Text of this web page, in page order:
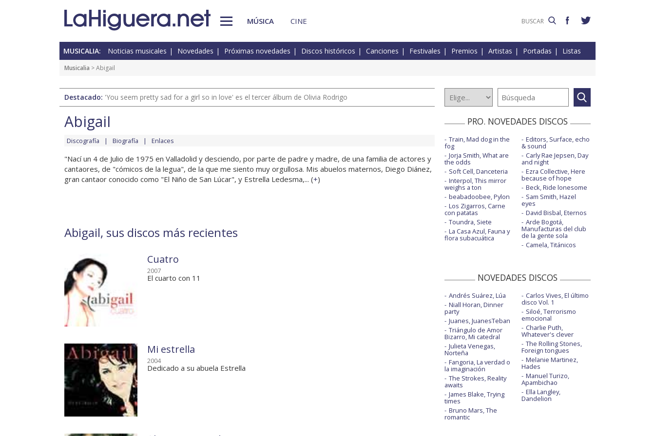
MÚSICA CINE
MUSICALIA: Noticias musicales Novedades Próximas novedades Discos históricos Canciones Festivales Premios Artistas Portadas Listas
Musicalia > Abigail
Destacado: 'You seem pretty sad for a girl so in love' es el tercer álbum de Olivia Rodrigo
Abigail
Discografía Biografía Enlaces
"Nací un 4 de Julio de 1975 en Valladolid y desciendo, por parte de padre y madre, de una familia de actores y
cantaores, de "cómicos de la legua", de la que me siento muy orgullosa. Mis abuelos maternos, Diego Diánez,
gran cantaor conocido como "El Niño de San Lúcar", y Estrella Ledesma,... (+)
Abigail, sus discos más recientes
Cuatro
2007
El cuarto con 11
Mi estrella
2004
Dedicado a su abuela Estrella
PRO. NOVEDADES DISCOS
Train, Mad dog in the
fog
Jorja Smith, What are
the odds
Soft Cell, Danceteria
Interpol, This mirror
weighs a ton
beabadoobee, Pylon
Los Zigarros, Carne
con patatas
Toundra, Siete
La Casa Azul, Fauna y
flora subacuática
Editors, Surface, echo
& sound
Carly Rae Jepsen, Day
and night
Ezra Collective, Here
because of hope
Beck, Ride lonesome
Sam Smith, Hazel
eyes
David Bisbal, Eternos
Arde Bogotá,
Manufacturas del club
de la gente sola
Camela, Titánicos
NOVEDADES DISCOS
Andrés Suárez, Lúa
Niall Horan, Dinner
party
Juanes, JuanesTeban
Triángulo de Amor
Bizarro, Mi catedral
Julieta Venegas,
Norteña
Fangoria, La verdad o
la imaginación
The Strokes, Reality
awaits
James Blake, Trying
times
Bruno Mars, The
romantic
Carlos Vives, El último
disco Vol. 1
Siloé, Terrorismo
emocional
Charlie Puth,
Whatever's clever
The Rolling Stones,
Foreign tongues
Melanie Martinez,
Hades
Manuel Turizo,
Apambichao
Ella Langley,
Dandelion